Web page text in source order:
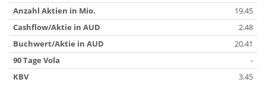
Anzahl Aktien in Mio.
19.45
Cashflow/Aktie in AUD
2.48
Buchwert/Aktie in AUD
20.41
90 Tage Vola
-
KBV
3.45